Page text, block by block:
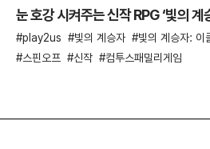
눈 호강 시켜주는 신작 RPG ‘빛의 계
play2us 빛의 계승자 빛의 계승자: 이
스핀오프
신작 컴투스패밀리게임